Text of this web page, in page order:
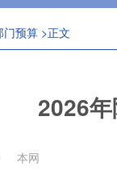
门预算 >正文
2026
本网